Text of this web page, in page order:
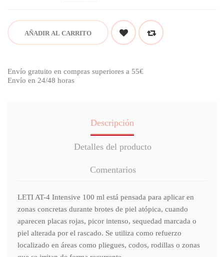
AÑADIR AL CARRITO
Envío gratuito en compras superiores a 55€
Envío en 24/48 horas
Descripción
Detalles del producto
Comentarios
LETI AT-4 Intensive 100 ml está pensada para aplicar en
zonas concretas durante brotes de piel atópica, cuando
aparecen placas rojas, picor intenso, sequedad marcada o
piel alterada por el rascado. Se utiliza como refuerzo
localizado en áreas como pliegues, codos, rodillas o zonas